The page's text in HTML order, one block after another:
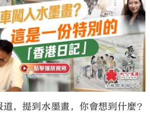
，提到水墨畫，你會想到什麼？